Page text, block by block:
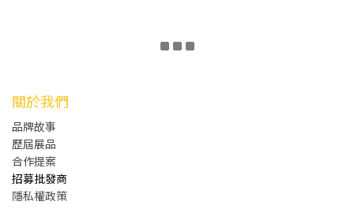
關於我們
品牌故事
歷屆展品
合作提案
招募批發商
隱私權政策